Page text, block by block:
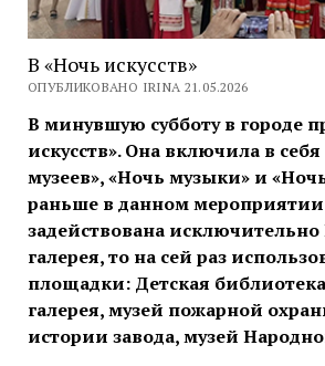
В «Ночь искусств»
ОПУБЛИКОВАНО IRINA 21.05.2026
В минувшую субботу в городе
искусств». Она включила в
музеев», «Ночь музыки» и
раньше в данном
задействована
галерея, то на сей раз
площадки: Детская
галерея, музей пожарной
истории завода, музей